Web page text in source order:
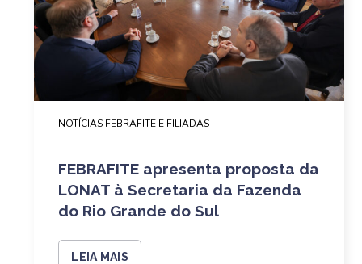
NOTÍCIAS FEBRAFITE E FILIADAS
FEBRAFITE apresenta proposta da
LONAT à Secretaria da Fazenda
do Rio Grande do Sul
LEIA MAIS